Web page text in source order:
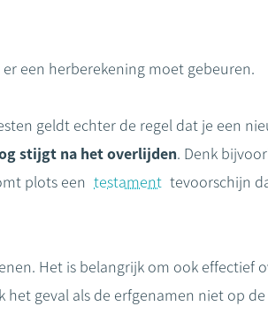
een herberekening moet gebeuren.
geldt echter de regel dat je een
stijgt na het overlijden. Denk
plots een testament tevoorschijn
Het is belangrijk om ook effectief
geval als de erfgenamen niet op